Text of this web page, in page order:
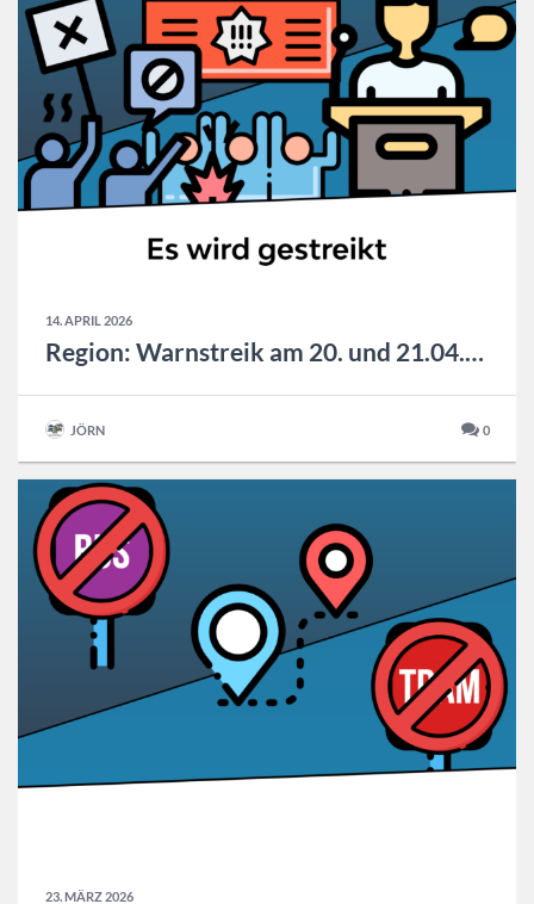
14. APRIL 2026
Region: Warnstreik am 20. und 21.04.2026 *Update*
JÖRN 0
23. MÄRZ 2026